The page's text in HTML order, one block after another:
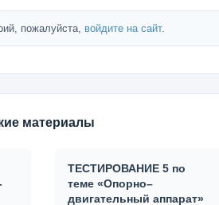
пожалуйста, войдите на сайт.
материалы
ТЕСТИРОВАНИЕ 5 по
теме «Опорно–
двигательный аппарат»